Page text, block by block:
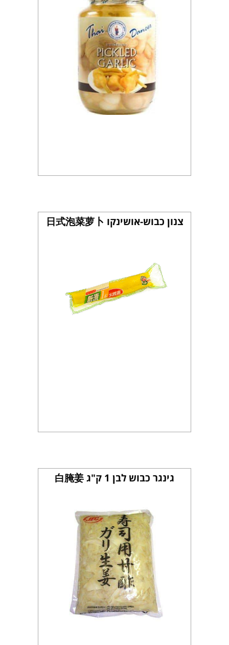
צנון כבוש-אושינקו 日式泡菜萝卜
גינגר כבוש לבן 1 ק"ג 白腌姜